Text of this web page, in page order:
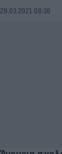
29.03.2021 08:36